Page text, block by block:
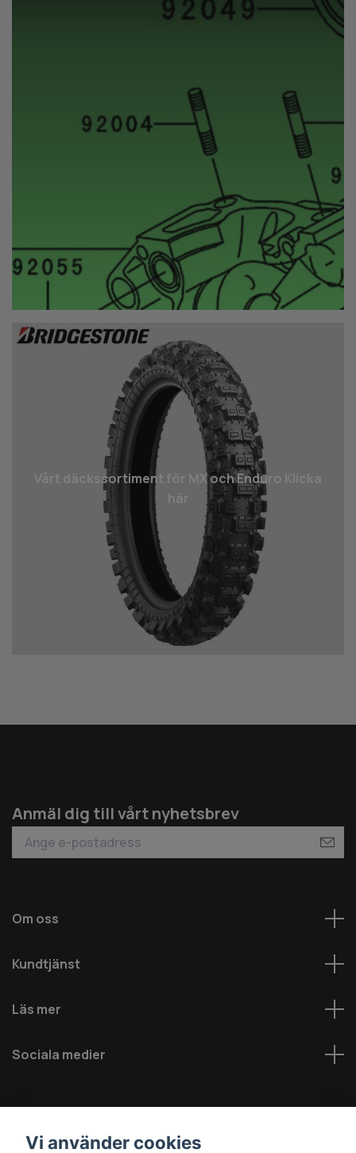
Vårt däcks­sortiment för MX och Enduro Klicka
Anmäl dig till vårt nyhetsbrev
Om oss
Kundtjänst
Läs mer
Sociala medier
Vi använder cookies